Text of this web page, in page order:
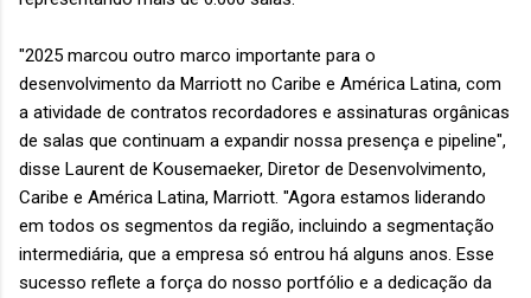
"2025 marcou outro marco importante para o
desenvolvimento da Marriott no Caribe e América Latina, com
a atividade de contratos recordadores e assinaturas orgânicas
de salas que continuam a expandir nossa presença e pipeline",
disse Laurent de Kousemaeker, Diretor de Desenvolvimento,
Caribe e América Latina, Marriott. "Agora estamos liderando
em todos os segmentos da região, incluindo a segmentação
intermediária, que a empresa só entrou há alguns anos. Esse
sucesso reflete a força do nosso portfólio e a dedicação da